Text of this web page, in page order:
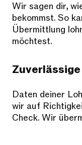
Wir sagen dir,
bekommst. So
Übermittlung
möchtest.
Daten deiner
wir auf
Check. Wir